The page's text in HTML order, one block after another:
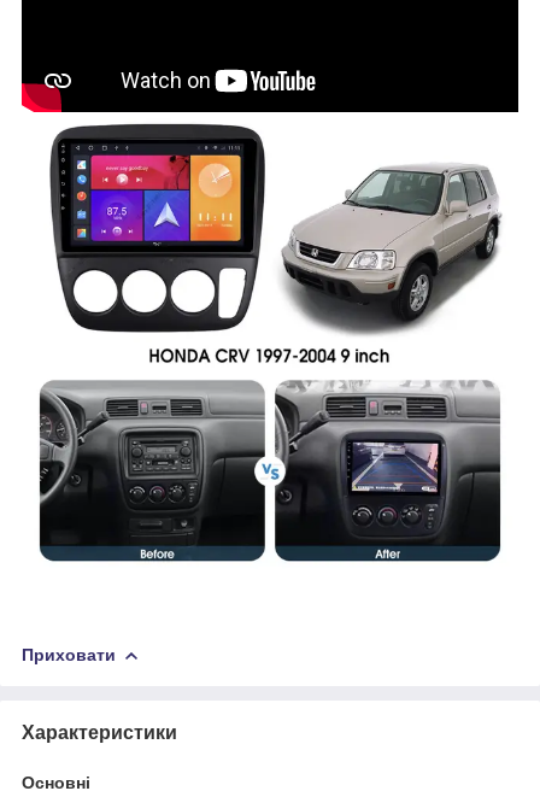
Приховати
Характеристики
Основні